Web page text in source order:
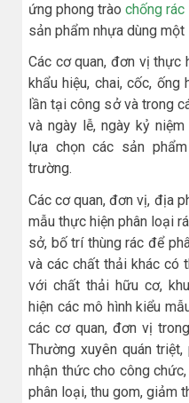
ứng phong tràochống
sản phẩm nhựa dùng một
Các cơ quan, đơn vị thực
khẩu hiệu, chai, cốc,
lần tại công sở và trong
và ngày lễ, ngày kỷ
lựa chọn các sản
trường.
Các cơ quan, đơn vị, địa
mẫu thực hiện phân loại
sở, bố trí thùng rác để
và các chất thải khác có
với chất thải hữu cơ,
hiện các mô hình kiểu
các cơ quan, đơn vị
Thường xuyên quán
nhận thức cho công
phân loại, thu gom, giảm